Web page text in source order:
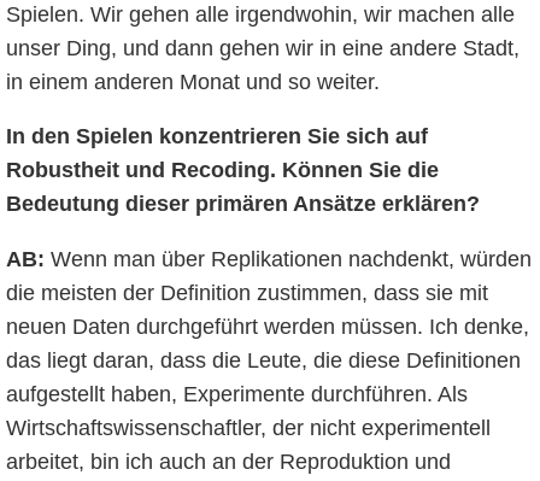
Spielen. Wir gehen alle irgendwohin, wir machen alle
unser Ding, und dann gehen wir in eine andere Stadt,
in einem anderen Monat und so weiter.
In den Spielen konzentrieren Sie sich auf
Robustheit und Recoding. Können Sie die
Bedeutung dieser primären Ansätze erklären?
AB: Wenn man über Replikationen nachdenkt, würden
die meisten der Definition zustimmen, dass sie mit
neuen Daten durchgeführt werden müssen. Ich denke,
das liegt daran, dass die Leute, die diese Definitionen
aufgestellt haben, Experimente durchführen. Als
Wirtschaftswissenschaftler, der nicht experimentell
arbeitet, bin ich auch an der Reproduktion und